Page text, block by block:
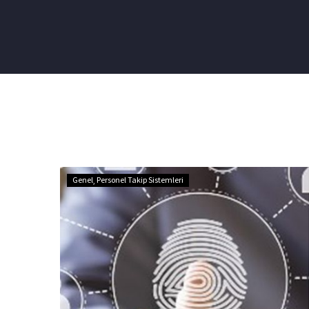
Pdks
Sistemleri
Genel Personel Takip Sistemleri